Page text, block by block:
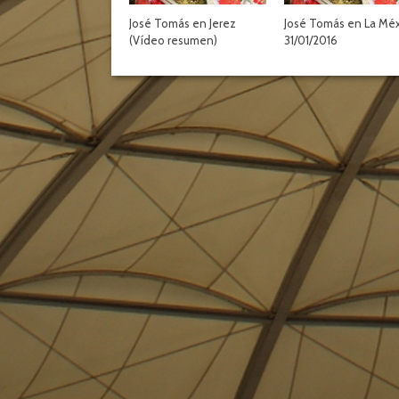
José Tomás en Jerez
(Vídeo resumen)
José Tomás en La
31/01/2016